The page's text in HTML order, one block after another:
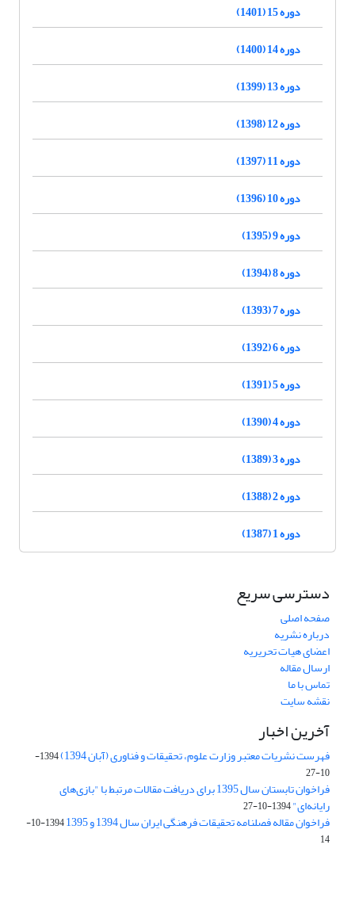
دوره 15 (1401)
دوره 14 (1400)
دوره 13 (1399)
دوره 12 (1398)
دوره 11 (1397)
دوره 10 (1396)
دوره 9 (1395)
دوره 8 (1394)
دوره 7 (1393)
دوره 6 (1392)
دوره 5 (1391)
دوره 4 (1390)
دوره 3 (1389)
دوره 2 (1388)
دوره 1 (1387)
دسترسی سریع
صفحه اصلی
درباره نشریه
اعضای هیات تحریریه
ارسال مقاله
تماس با ما
نقشه سایت
آخرین اخبار
فهرست نشریات معتبر وزارت علوم، تحقیقات و فناوری (آبان 1394)
1394-
10-27
فراخوان تابستان سال 1395 برای دریافت مقالات مرتبط با "بازی‌های
رایانه‌ای"1394-10-27
فراخوان مقاله فصلنامه تحقیقات فرهنگی ایران سال 1394 و 1395
1394-10-
14